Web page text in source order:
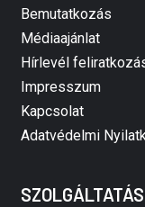
Bemutatkozás
Médiaajánlat
Hírlevél
Impresszum
Kapcsolat
Adatvédelmi